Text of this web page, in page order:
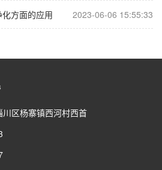
方面的应用 2023-06-06 15:55:33
区杨寨镇西河村西首